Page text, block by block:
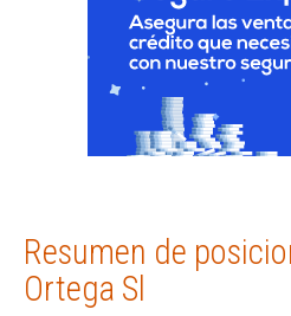
Resumen de
Ortega Sl